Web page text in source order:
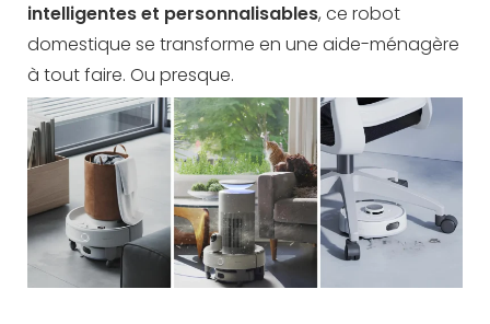
intelligentes et personnalisables, ce robot
domestique se transforme en une aide-ménagère
à tout faire. Ou presque.